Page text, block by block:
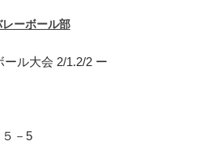
レーボール部
ル大会 2/1.2/2 ー
－5